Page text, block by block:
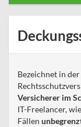
Bezeichnet in
Versicherer im
IT-Freelancer,
Fällen